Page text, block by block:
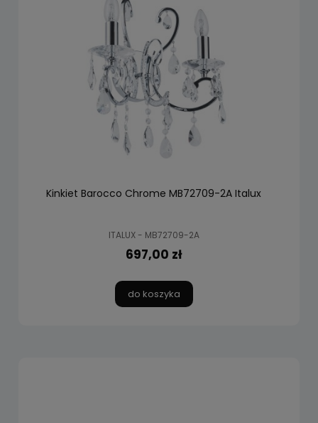
Kinkiet Barocco Chrome MB72709-2A Italux
ITALUX - MB72709-2A
697,00 zł
do koszyka